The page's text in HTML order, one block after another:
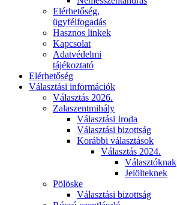
Elérhetőség,
ügyfélfogadás
Hasznos linkek
Kapcsolat
Adatvédelmi
tájékoztató
Elérhetőség
Választási információk
Választás 2026.
Zalaszentmihály
Választási Iroda
Választási bizottság
Korábbi választások
Választás 2024.
Választóknak
Jelölteknek
Pölöske
Választási bizottság